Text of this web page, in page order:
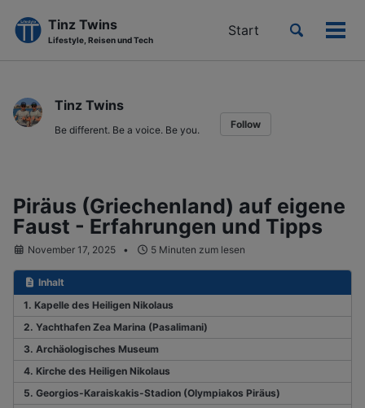
primary
navigation
content
footer
Tinz Twins
Lifestyle, Reisen und Tech
Start
Toggle
Tinz Twins
Be different. Be a voice. Be you. Follow
Piräus (Griechenland) auf eigene
Faust - Erfahrungen und Tipps
November 17, 2025 5 Minuten zum lesen
Inhalt
1. Kapelle des Heiligen Nikolaus
2. Yachthafen Zea Marina (Pasalimani)
3. Archäologisches Museum
4. Kirche des Heiligen Nikolaus
5. Georgios-Karaiskakis-Stadion (Olympiakos Piräus)